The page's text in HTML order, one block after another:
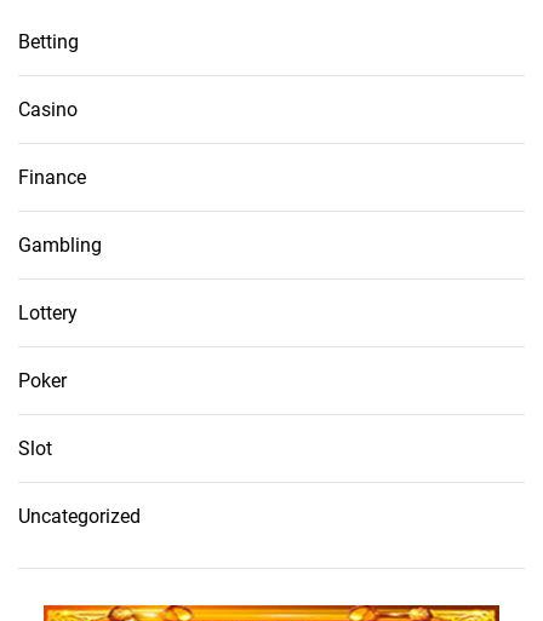
Betting
Casino
Finance
Gambling
Lottery
Poker
Slot
Uncategorized